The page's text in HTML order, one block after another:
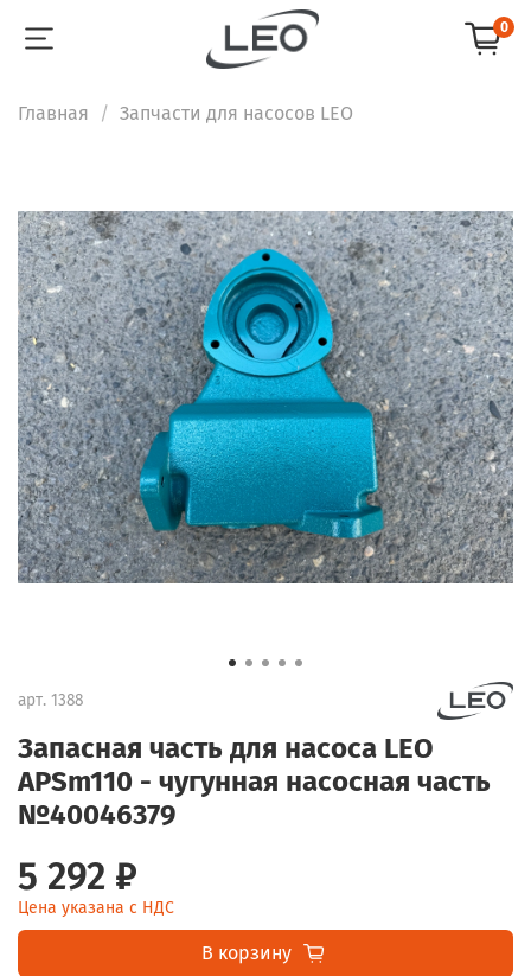
0
Главная Запчасти для насосов LEO
арт. 1388
Запасная часть для насоса LEO
APSm110 - чугунная насосная часть
№40046379
5 292 ₽
Цена указана с НДС
В корзину